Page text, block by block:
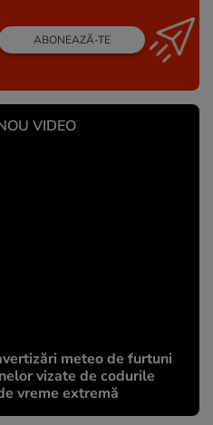
ABONEAZĂ-TE
VIDEO
meteo de furtuni
vizate de codurile
vreme extremă